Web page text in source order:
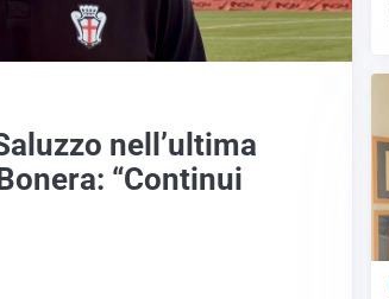
nell’ultima
“Continui